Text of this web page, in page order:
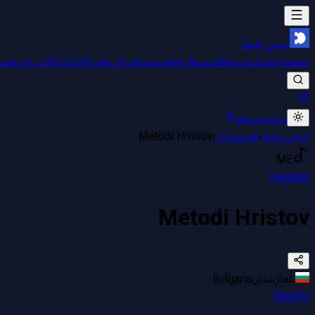
دیجی بلیط
صفحه اصلیایونت‌هافستیوال‌هاهنرمندانسالن‌هابرگزارکنندگاندرباره ما
ورودثبت‌نام
دیجی بلیط›هنرمندان›
Metodi Hristov
ME
melodic
Metodi Hristov
بلغارستانBulgaria
Spotify